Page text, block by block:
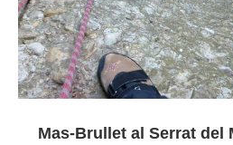
Mas-Brullet al Serrat del